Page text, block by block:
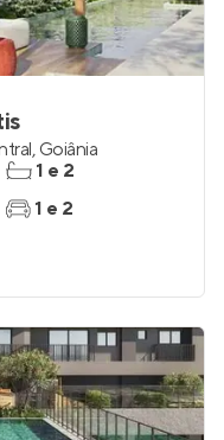
, Goiânia
1 e 2
1 e 2